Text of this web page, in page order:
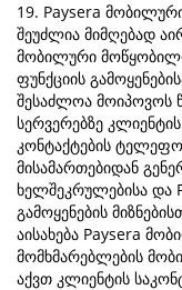
19. Paysera
შეუძლია მიმღებად
მობილური
ფუნქციის
შესაძლოა მოიპოვოს
სერვერებზე
კონტაქტების
მისამართებიდან
ხელშეკრულებისა და
გამოყენების
აისახება Paysera
მომხმარებლების
აქვთ კლიენტის